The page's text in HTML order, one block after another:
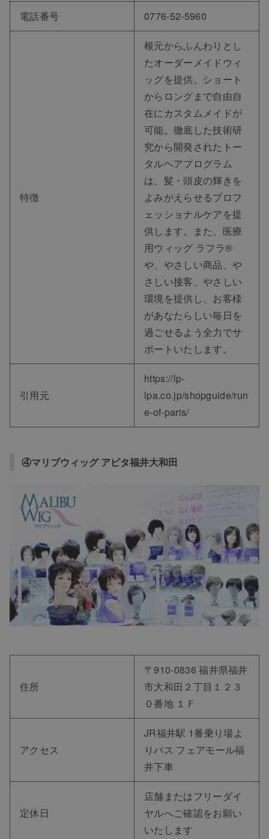
電話番号 0776-52-5960
特徴
根元からふんわりとし
たオーダーメイドウィ
ッグを提供。ショート
からロングまで自由自
在にカスタムメイドが
可能。徹底した技術研
究から開発されたトー
タルヘアプログラム
は、髪・頭皮の輝きを
よみがえらせるプロフ
ェッショナルケアを提
供します。また、医療
用ウィッグ ラフラ®
や、やさしい商品、や
さしい接客、やさしい
環境を提供し、お客様
があなたらしい毎日を
過ごせるよう全力でサ
ポートいたします。
引用元
https://lp-
lpa.co.jp/shopguide/run
e-of-paris/
④マリブウィッグ アピタ福井大和田
住所
〒910-0836 福井県福井
市大和田２丁目１２３
０番地 １Ｆ
アクセス
JR福井駅 1番乗り場よ
りバス フェアモール福
井下車
定休日
店舗またはフリーダイ
ヤルへご確認をお願い
いたします